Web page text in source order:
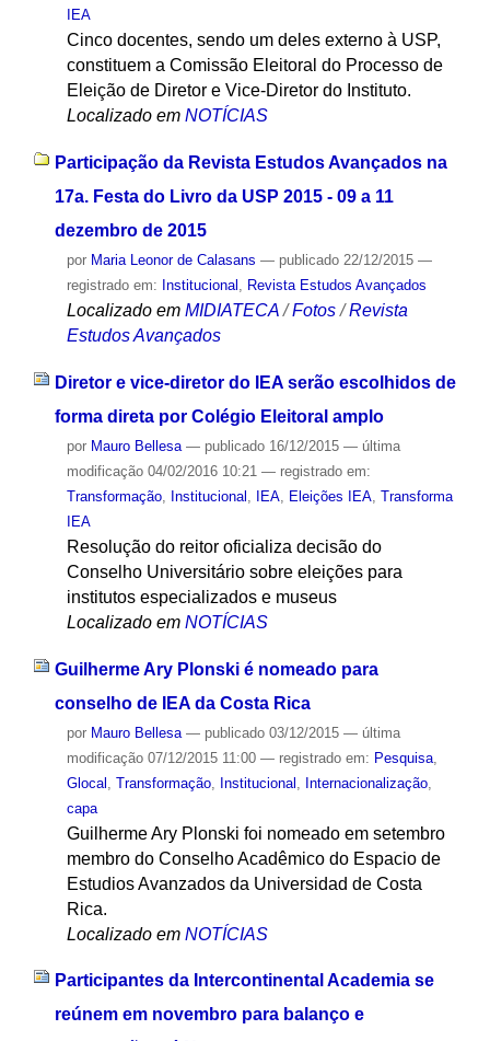
IEA
Cinco docentes, sendo um deles externo à USP,
constituem a Comissão Eleitoral do Processo de
Eleição de Diretor e Vice-Diretor do Instituto.
Localizado em NOTÍCIAS
Participação da Revista Estudos Avançados na
17a. Festa do Livro da USP 2015 - 09 a 11
dezembro de 2015
por Maria Leonor de Calasans — publicado22/12/2015 —
registrado em: Institucional , Revista Estudos Avançados
Localizado em MIDIATECA /Fotos /Revista
Estudos Avançados
Diretor e vice-diretor do IEA serão escolhidos de
forma direta por Colégio Eleitoral amplo
por Mauro Bellesa — publicado16/12/2015 — última
modificação04/02/2016 10:21 — registrado em:
Transformação, Institucional IEA, Eleições IEA, Transforma
IEA
Resolução do reitor oficializa decisão do
Conselho Universitário sobre eleições para
institutos especializados e museus
Localizado em NOTÍCIAS
Guilherme Ary Plonski é nomeado para
conselho de IEA da Costa Rica
por Mauro Bellesa — publicado03/12/2015 — última
modificação07/12/2015 11:00 — registrado em: Pesquisa,
Glocal Transformação, Institucional Internacionalização,
capa
Guilherme Ary Plonski foi nomeado em setembro
membro do Conselho Acadêmico do Espacio de
Estudios Avanzados da Universidad de Costa
Rica.
Localizado em NOTÍCIAS
Participantes da Intercontinental Academia se
reúnem em novembro para balanço e